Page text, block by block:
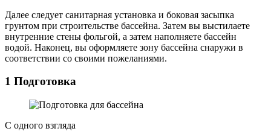
Далее следует санитарная установка и боковая засыпка
грунтом при строительстве бассейна. Затем вы выстилаете
внутренние стены фольгой, а затем наполняете бассейн
водой. Наконец, вы оформляете зону бассейна снаружи в
соответствии со своими пожеланиями.
1 Подготовка
С одного взгляда